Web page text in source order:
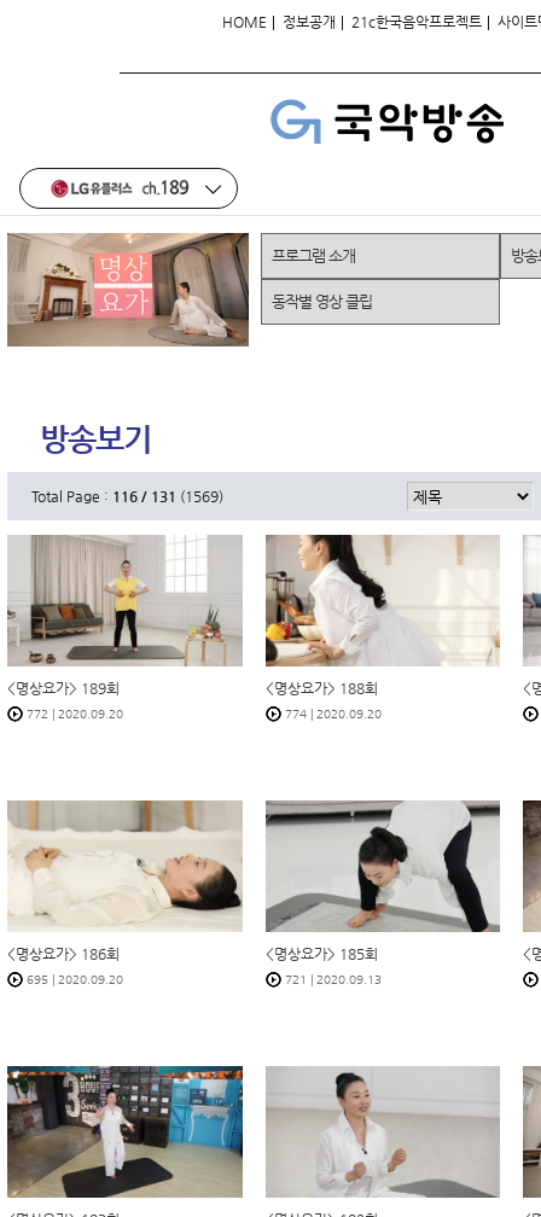
HOME | 정보공개 | 21c한국음악프로젝트 | 사이트
방송보기
Total Page : 116 / 131 (1569)
<명상요가> 189회
772 |2020.09.20
<명상요가> 188회
774| 2020.09.20
<
<명상요가> 186회
695 |2020.09.20
<명상요가> 185회
721 2020.09.13
<
프로그램 소개 방
동작별 영상 클립